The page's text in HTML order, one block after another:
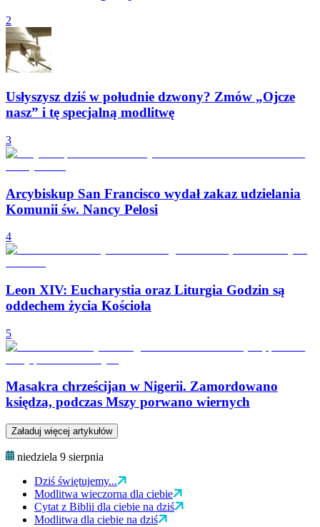
2
Usłyszysz dziś w południe dzwony? Zmów „Ojcze
nasz” i tę specjalną modlitwę
3
Arcybiskup San Francisco wydał zakaz udzielania
Komunii św. Nancy Pelosi
4
Leon XIV: Eucharystia oraz Liturgia Godzin są
oddechem życia Kościoła
5
Masakra chrześcijan w Nigerii. Zamordowano
księdza, podczas Mszy porwano wiernych
Załaduj więcej artykułów
niedziela 9 sierpnia
Dziś świętujemy...
Modlitwa wieczorna dla ciebie
Cytat z Biblii dla ciebie na dziś
Modlitwa dla ciebie na dziś